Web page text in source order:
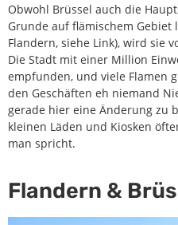
Obwohl Brüssel auch die
Grunde auf flämischem
Flandern, siehe Link), wird sie
Die Stadt mit einer Million
empfunden, und viele Flamen
den Geschäften eh niemand
gerade hier eine Änderung zu
kleinen Läden und Kiosken
man spricht.
Flandern &